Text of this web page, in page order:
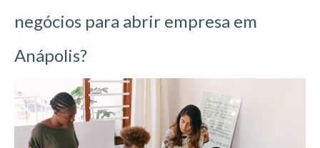
negócios para abrir empresa em
Anápolis?